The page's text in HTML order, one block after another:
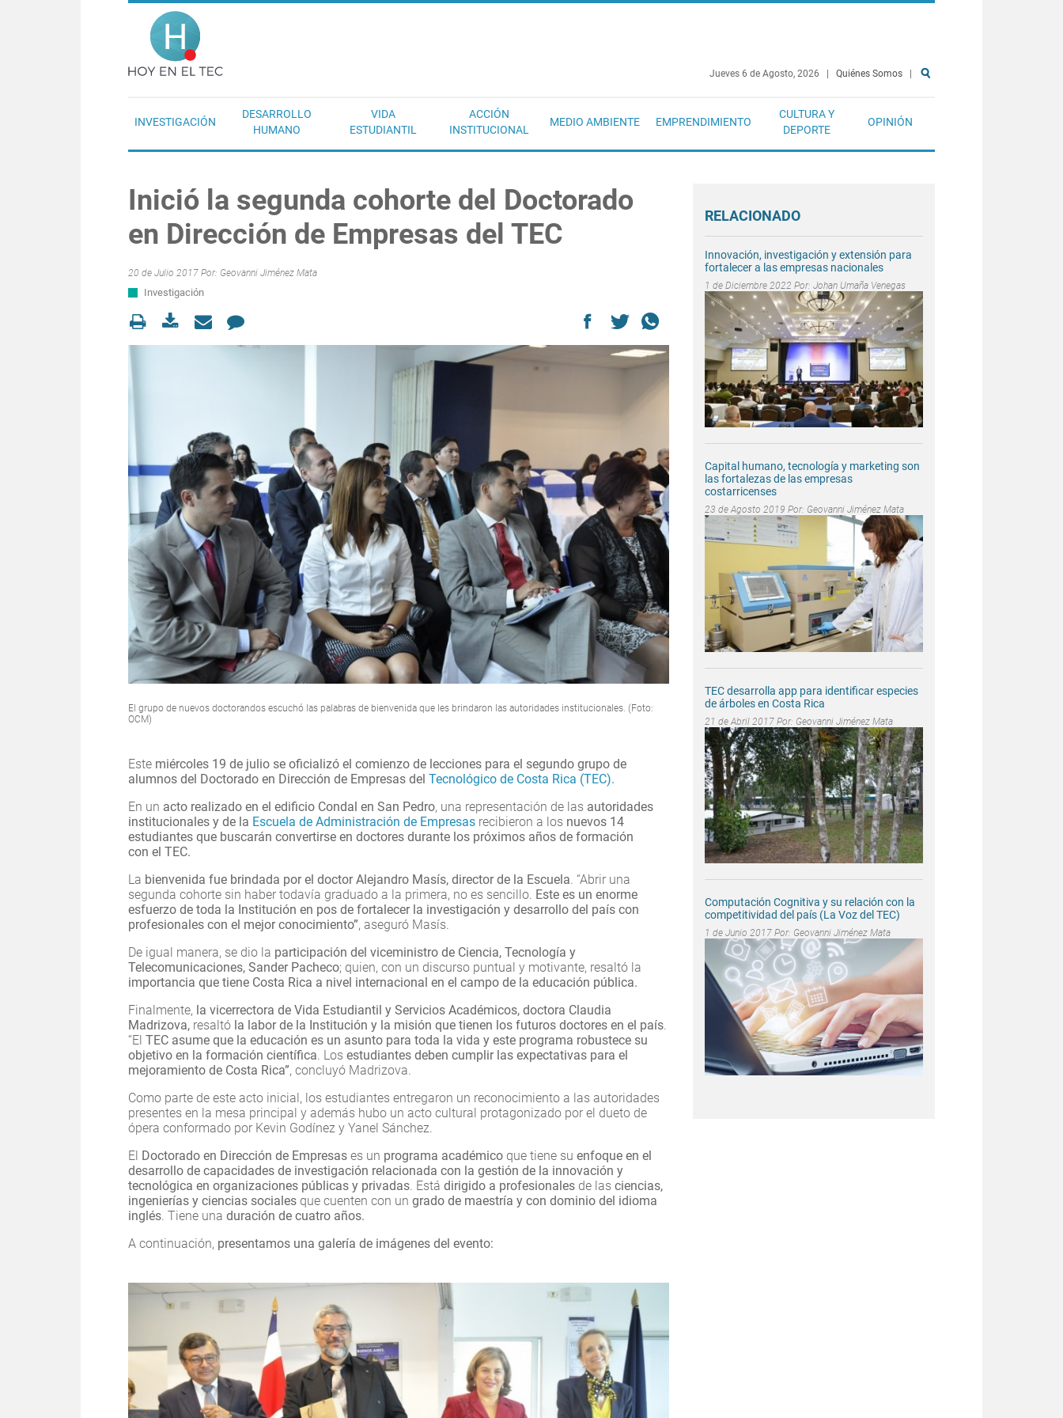
Pasar al contenido principal
Jueves 6 de Agosto, 2026 Quiénes Somos
INVESTIGACIÓN
DESARROLLO
HUMANO
VIDA
ESTUDIANTIL
ACCIÓN
INSTITUCIONAL
MEDIO AMBIENTE EMPRENDIMIENTO
CULTURA Y
DEPORTE
OPINIÓN
Inició la segunda cohorte del Doctorado
en Dirección de Empresas del TEC
20 de Julio 2017 Por: Geovanni Jiménez Mata
Investigación
El grupo de nuevos doctorandos escuchó las palabras de bienvenida que les brindaron las autoridades institucionales. (Foto:
OCM)
Este miércoles 19 de julio se oficializó el comienzo de lecciones para el segundo grupo de
alumnos del Doctorado en Dirección de Empresas del Tecnológico de Costa Rica (TEC).
En un acto realizado en el edificio Condal en San Pedro, una representación de las autoridades
institucionales y de la Escuela de Administración de Empresas recibieron a los nuevos 14
estudiantes que buscarán convertirse en doctores durante los próximos años de formación
con el TEC.
La bienvenida fue brindada por el doctor Alejandro Masís, director de la Escuela. “Abrir una
segunda cohorte sin haber todavía graduado a la primera, no es sencillo. Este es un enorme
esfuerzo de toda la Institución en pos de fortalecer la investigación y desarrollo del país con
profesionales con el mejor conocimiento”, aseguró Masís.
De igual manera, se dio la participación del viceministro de Ciencia, Tecnología y
Telecomunicaciones, Sander Pacheco; quien, con un discurso puntual y motivante, resaltó la
importancia que tiene Costa Rica a nivel internacional en el campo de la educación pública.
Finalmente, la vicerrectora de Vida Estudiantil y Servicios Académicos, doctora Claudia
Madrizova, resaltó la labor de la Institución y la misión que tienen los futuros doctores en el país.
“El TEC asume que la educación es un asunto para toda la vida y este programa robustece su
objetivo en la formación científica. Los estudiantes deben cumplir las expectativas para el
mejoramiento de Costa Rica”, concluyó Madrizova.
Como parte de este acto inicial, los estudiantes entregaron un reconocimiento a las autoridades
presentes en la mesa principal y además hubo un acto cultural protagonizado por el dueto de
ópera conformado por Kevin Godínez y Yanel Sánchez.
El Doctorado en Dirección de Empresas es un programa académico que tiene su enfoque en el
desarrollo de capacidades de investigación relacionada con la gestión de la innovación y
tecnológica en organizaciones públicas y privadas. Está dirigido a profesionales de las ciencias,
ingenierías y ciencias sociales que cuenten con un grado de maestría y con dominio del idioma
inglés. Tiene una duración de cuatro años.
A continuación, presentamos una galería de imágenes del evento:
RELACIONADO
Innovación, investigación y extensión para
fortalecer a las empresas nacionales
1 de Diciembre 2022 Por: Johan Umaña Venegas
Capital humano, tecnología y marketing son
las fortalezas de las empresas
costarricenses
23 de Agosto 2019 Por: Geovanni Jiménez Mata
TEC desarrolla app para identificar especies
de árboles en Costa Rica
21 de Abril 2017 Por: Geovanni Jiménez Mata
Computación Cognitiva y su relación con la
competitividad del país (La Voz del TEC)
1 de Junio 2017 Por: Geovanni Jiménez Mata